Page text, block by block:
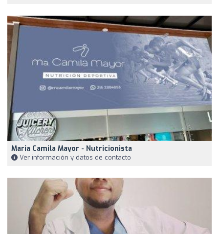
Maria Camila Mayor - Nutricionista
Ver información y datos de contacto